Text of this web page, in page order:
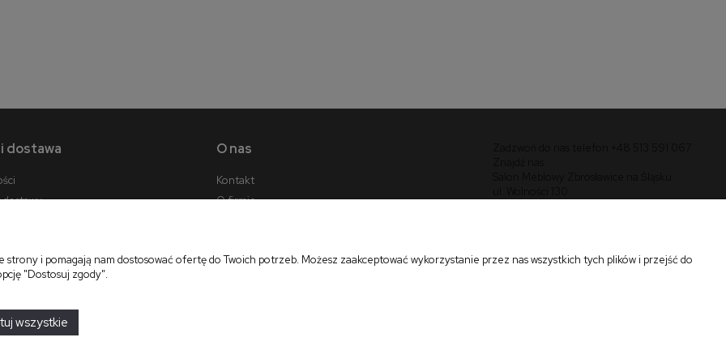
dostawa
dostawy
O nas
Kontakt
O firmie
i pomagają nam dostosować ofertę do Twoich potrzeb. Możesz zaakceptować wykorzystanie przez nas wszystkich tych plików i przejść do
"Dostosuj zgody".
wszystkie